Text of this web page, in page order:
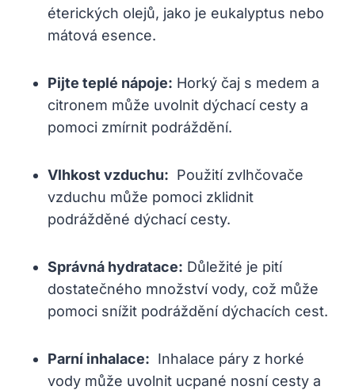
éterických⁤ olejů, jako je​ eukalyptus nebo
mátová esence.
Pijte⁣ teplé nápoje: Horký čaj s medem a
citronem může uvolnit ‌dýchací cesty ​a
pomoci‌ zmírnit podráždění.
Vlhkost vzduchu: ‍ Použití zvlhčovače
vzduchu může⁤ pomoci zklidnit
podrážděné dýchací cesty.
Správná hydratace: Důležité je​ pití
dostatečného ⁢množství vody, což může
pomoci snížit​ podráždění dýchacích cest.
Parní inhalace: ⁢ Inhalace páry z horké
vody může uvolnit ucpané nosní cesty a